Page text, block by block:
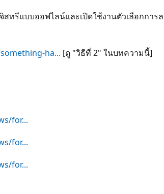
สทรีแบบออฟไลน์และเปิดใช้งานตัวเลือก
ha... [ดู "วิธีที่ 2" ในบทความนี้]
for...
for...
for...